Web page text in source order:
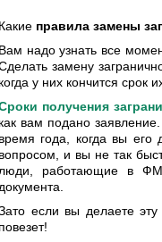
Какие правила замены
Вам надо узнать все
замену
когда у них кончится срок
получения
как вам подано
время года, когда вы его
вопросом, и вы не так
люди, работающие в
документа.
если вы делаете
повезет!